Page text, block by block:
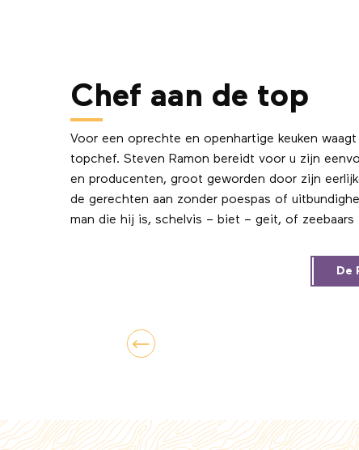
Chef aan de top
Voor een oprechte en openhartige keuken
topchef. Steven Ramon bereidt voor u zijn
en producenten, groot geworden door zijn
de gerechten aan zonder poespas of
man die hij is, schelvis – biet – geit, of zeebaars
De